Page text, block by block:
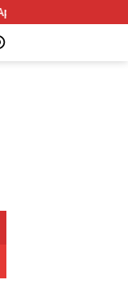
Provinsi Bengkulu